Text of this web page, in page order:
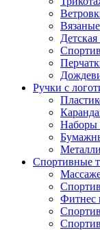
Ручки с
Наборы
Спортивные
Фитнес